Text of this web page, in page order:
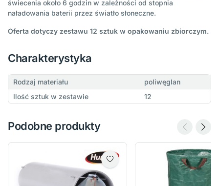
świecenia około 6 godzin w zależności od stopnia
naładowania baterii przez światło słoneczne.
Oferta dotyczy zestawu 12 sztuk w opakowaniu zbiorczym.
Charakterystyka
Rodzaj materiału
poliwęglan
Ilość sztuk w zestawie
12
Podobne produkty